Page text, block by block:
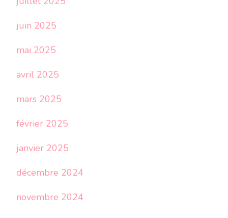
juin 2025
mai 2025
avril 2025
mars 2025
février 2025
janvier 2025
décembre 2024
novembre 2024